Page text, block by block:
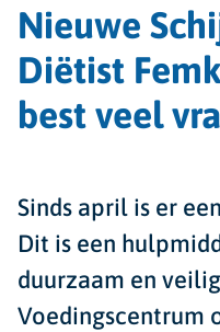
Nieuwe
Diëtist
best veel
Sinds april is er
Dit is een
duurzaam en
Voedingscentrum